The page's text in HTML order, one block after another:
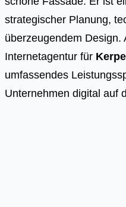
strategischer Planung,
überzeugendem Design.
Internetagentur für
umfassendes
Unternehmen digital auf